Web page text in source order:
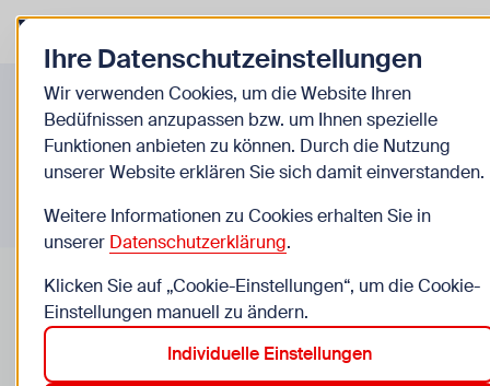
Zurück zur Startseite
Infos A-Z
Reiten & Voltigieren
Ihre Datenschutzeinstellungen
Wir verwenden Cookies, um die Website Ihren
Bedüfnissen anzupassen bzw. um Ihnen spezielle
Funktionen anbieten zu können. Durch die Nutzung
unserer Website erklären Sie sich damit einverstanden.
Weitere Informationen zu Cookies erhalten Sie in
unserer Datenschutzerklärung.
Klicken Sie auf „Cookie-Einstellungen“, um die Cookie-
Einstellungen manuell zu ändern.
Individuelle Einstellungen